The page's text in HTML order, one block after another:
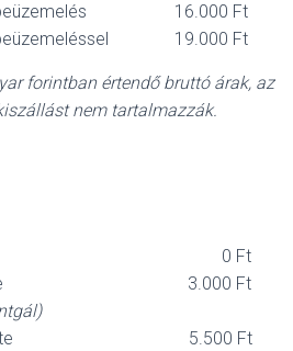
beüzemelés 16.000 Ft
beüzemeléssel 19.000 Ft
forintban értendő bruttó árak, az
nem tartalmazzák.
0 Ft
körzete 3.000 Ft
körzete 5.500 Ft